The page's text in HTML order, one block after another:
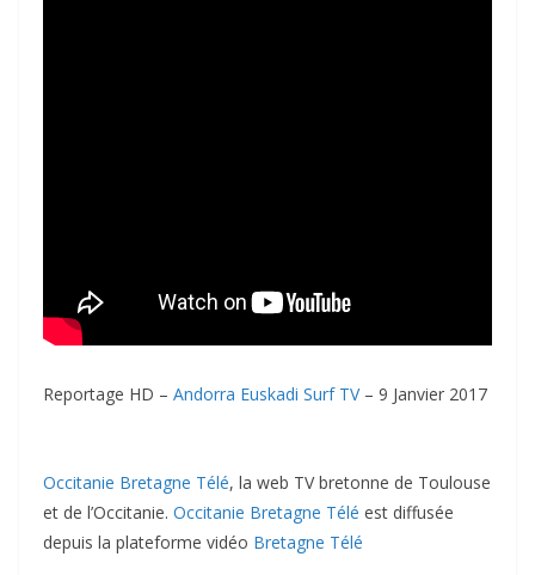
Reportage HD – Andorra Euskadi Surf TV– 9 Janvier 2017
Occitanie Bretagne Télé, la web TV bretonne de Toulouse
et de l’Occitanie. Occitanie Bretagne Télé est diffusée
depuis la plateforme vidéo Bretagne Télé